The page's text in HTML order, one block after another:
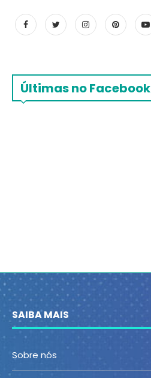
Últimas no Facebook
SAIBA MAIS
Sobre nós